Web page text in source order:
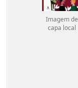
Imagem de
capa local